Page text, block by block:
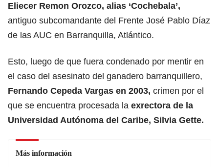
Eliecer Remon Orozco, alias ‘Cochebala’,
antiguo subcomandante del Frente José Pablo Díaz
de las AUC en Barranquilla, Atlántico.
Esto, luego de que fuera condenado por mentir en
el caso del asesinato del ganadero barranquillero,
Fernando Cepeda Vargas en 2003, crimen por el
que se encuentra procesada la exrectora de la
Universidad Autónoma del Caribe, Silvia Gette.
Más información